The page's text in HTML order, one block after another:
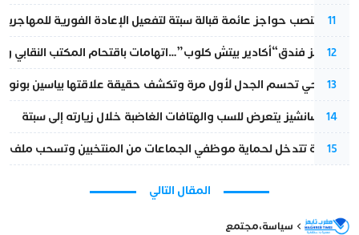
11
إسبانيا تنصب حواجز عائمة قبالة سبتة لتفعيل الإعادة الفورية للمهاجرين
12
أزمة تهز فندق“أكادير بيتش كلوب”…اتهامات باقتحام المكتب النقابي
13
نورا فتحي تحسم الجدل لأول مرة وتكشف حقيقة علاقتها بياسين بونو
14
بيدرو سانشيز يتعرض للسب والهتافات الغاضبة خلال زيارته إلى سبتة
15
الداخلية تتدخل لحماية موظفي الجماعات من المنتخبين وتسحب ملف
المقال التالي
سياسة،مجتمع